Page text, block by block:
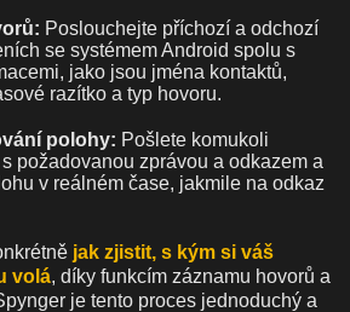
Poslouchejte příchozí a odchozí
se systémem Android spolu s
jako jsou jména kontaktů,
razítko a typ hovoru.
polohy: Pošlete komukoli
požadovanou zprávou a odkazem a
v reálném čase, jakmile na odkaz
jak zjistit, s kým si váš
volá, díky funkcím záznamu hovorů a
je tento proces jednoduchý a